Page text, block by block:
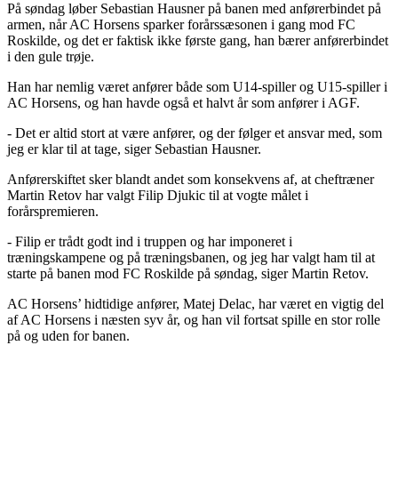
På søndag løber Sebastian Hausner på banen med anførerbindet på
armen, når AC Horsens sparker forårssæsonen i gang mod FC
Roskilde, og det er faktisk ikke første gang, han bærer anførerbindet
i den gule trøje.
Han har nemlig været anfører både som U14-spiller og U15-spiller i
AC Horsens, og han havde også et halvt år som anfører i AGF.
- Det er altid stort at være anfører, og der følger et ansvar med, som
jeg er klar til at tage, siger Sebastian Hausner.
Anførerskiftet sker blandt andet som konsekvens af, at cheftræner
Martin Retov har valgt Filip Djukic til at vogte målet i
forårspremieren.
- Filip er trådt godt ind i truppen og har imponeret i
træningskampene og på træningsbanen, og jeg har valgt ham til at
starte på banen mod FC Roskilde på søndag, siger Martin Retov.
AC Horsens’ hidtidige anfører, Matej Delac, har været en vigtig del
af AC Horsens i næsten syv år, og han vil fortsat spille en stor rolle
på og uden for banen.